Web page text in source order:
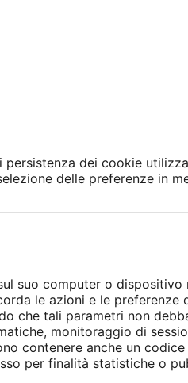
dei cookie
delle preferenze in
suo computer o dispositivo
le azioni e le preferenze
che tali parametri non
monitoraggio di
contenere anche un
per finalità statistiche o